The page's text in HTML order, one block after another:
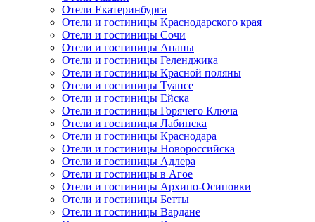
Отели Екатеринбурга
Отели и гостиницы Краснодарского края
Отели и гостиницы Сочи
Отели и гостиницы Анапы
Отели и гостиницы Геленджика
Отели и гостиницы Красной поляны
Отели и гостиницы Туапсе
Отели и гостиницы Ейска
Отели и гостиницы Горячего Ключа
Отели и гостиницы Лабинска
Отели и гостиницы Краснодара
Отели и гостиницы Новороссийска
Отели и гостиницы Адлера
Отели и гостиницы в Агое
Отели и гостиницы Архипо-Осиповки
Отели и гостиницы Бетты
Отели и гостиницы Вардане